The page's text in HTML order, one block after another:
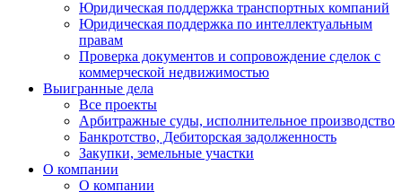
Юридическая поддержка транспортных компаний
Юридическая поддержка по интеллектуальным
правам
Проверка документов и сопровождение сделок с
коммерческой недвижимостью
Выигранные дела
Все проекты
Арбитражные суды, исполнительное производство
Банкротство, Дебиторская задолженность
Закупки, земельные участки
О компании
О компании